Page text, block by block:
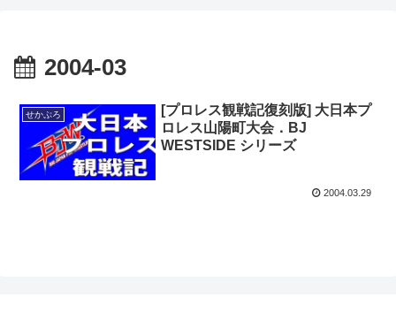
2004-03
せかぷろ
[プロレス観戦記復刻版] 大日本プ
ロレス山陽町大会．BJ
WESTSIDE シリーズ
2004.03.29